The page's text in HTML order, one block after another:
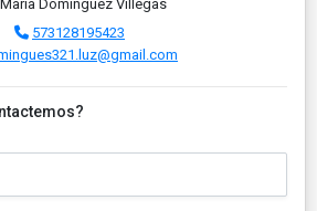
Domínguez Villegas
573128195423